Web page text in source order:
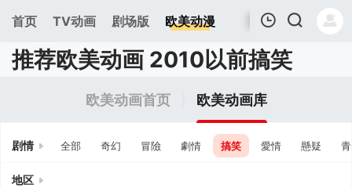
首页 TV动画 剧场版 欧美动漫
我的观影记录
推荐欧美动画 2010以前搞笑
欧美动画首页 欧美动画库
剧情 全部 奇幻 冒險 劇情 搞笑 愛情 懸疑
地区